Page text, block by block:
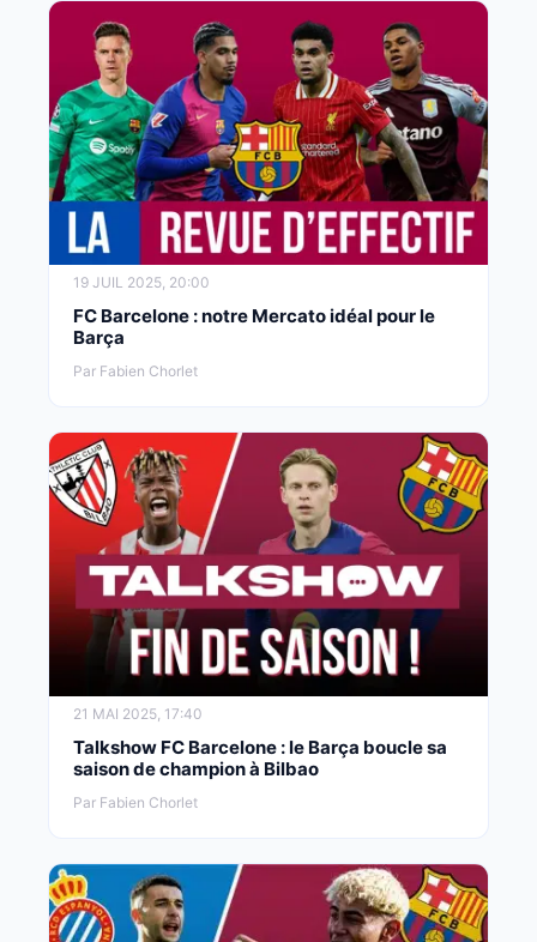
19 JUIL 2025, 20:00
FC Barcelone : notre Mercato idéal pour le
Barça
Par Fabien Chorlet
21 MAI 2025, 17:40
Talkshow FC Barcelone : le Barça boucle sa
saison de champion à Bilbao
Par Fabien Chorlet